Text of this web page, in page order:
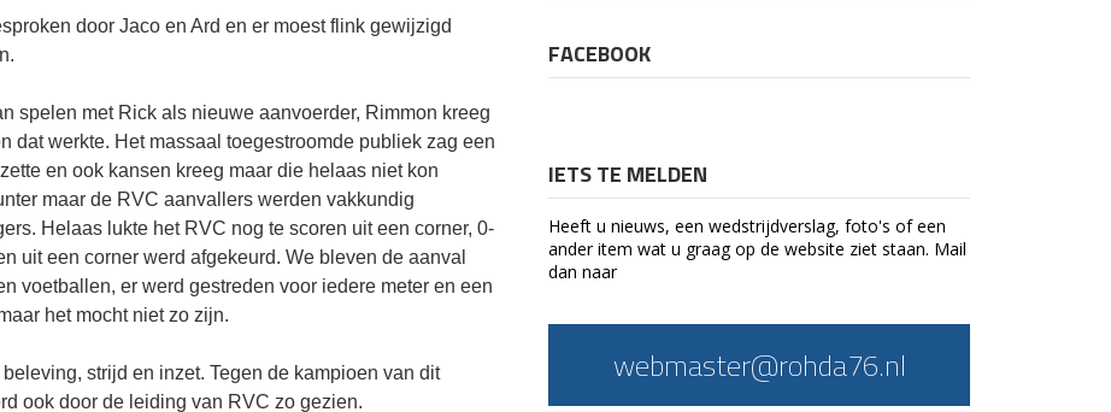
door Jaco en Ard en er moest flink gewijzigd
spelen met Rick als nieuwe aanvoerder, Rimmon kreeg
dat werkte. Het massaal toegestroomde publiek zag een
en ook kansen kreeg maar die helaas niet kon
maar de RVC aanvallers werden vakkundig
Helaas lukte het RVC nog te scoren uit een corner, 0-
uit een corner werd afgekeurd. We bleven de aanval
voetballen, er werd gestreden voor iedere meter en een
het mocht niet zo zijn.
strijd en inzet. Tegen de kampioen van dit
ook door de leiding van RVC zo gezien.
FACEBOOK
IETS TE MELDEN
Heeft u nieuws, een wedstrijdverslag, foto's of een
ander item wat u graag op de website ziet staan. Mail
dan naar
webmaster@rohda76.nl